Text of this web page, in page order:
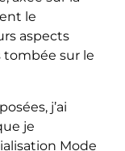
le
aspects
tombée sur le
j’ai
je
Mode